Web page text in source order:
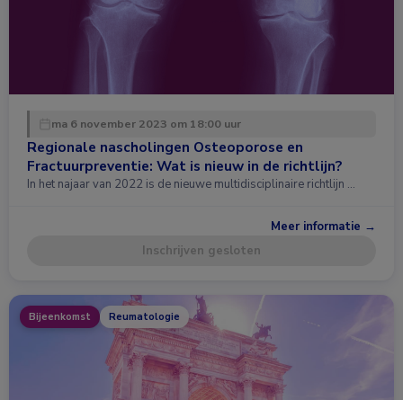
ma 6 november 2023 om 18:00 uur
Regionale nascholingen Osteoporose en
Fractuurpreventie: Wat is nieuw in de richtlijn?
In het najaar van 2022 is de nieuwe multidisciplinaire richtlijn …
Meer informatie →
Inschrijven gesloten
Bijeenkomst Reumatologie